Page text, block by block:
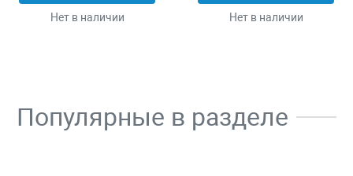
Нет в наличии Нет в наличии
Популярные в разделе